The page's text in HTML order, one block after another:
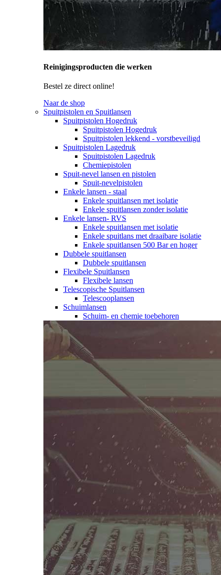
Reinigingsproducten die werken
Bestel ze direct online!
Naar de shop
Spuitpistolen en Spuitlansen
Spuitpistolen Hogedruk
Spuitpistolen Hogedruk
Spuitpistolen lekkend - vorstbeveiligd
Spuitpistolen Lagedruk
Spuitpistolen Lagedruk
Chemiepistolen
Spuit-nevel lansen en pistolen
Spuit-nevelpistolen
Enkele lansen - staal
Enkele spuitlansen met isolatie
Enkele spuitlansen zonder isolatie
Enkele lansen- RVS
Enkele spuitlansen met isolatie
Enkele spuitlans met draaibare isolatie
Enkele spuitlansen 500 Bar en hoger
Dubbele spuitlansen
Dubbele spuitlansen
Flexibele Spuitlansen
Flexibele lansen
Telescopische Spuitlansen
Telescooplansen
Schuimlansen
Schuim- en chemie toebehoren